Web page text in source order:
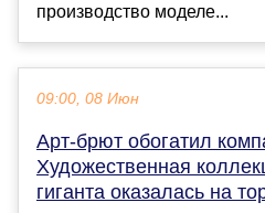
производство моделе...
09:00, 08 Июн
Арт-брют обогатил
Художественная
гиганта оказалась на